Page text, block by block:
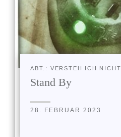
ABT.: VERSTEH ICH NICHT
Stand By
28. FEBRUAR 2023